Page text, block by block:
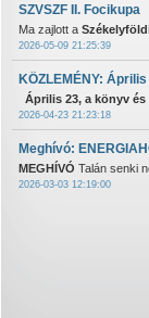
SZVSZF II. Focikupa
Ma zajlott a
2026-05-09 21:25:39
KÖZLEMÉNY:
Április 23, a könyv
2026-04-23 21:23:18
Meghívó:
MEGHÍVÓ Talán senki
2026-03-03 12:19:00